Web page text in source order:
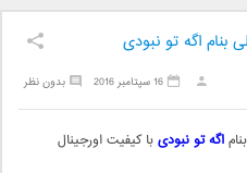
بنام اگه تو نبودی
بدون نظر 16 سپتامبر 2016
بناماگه تو نبودیبا کیفیت اورجینال